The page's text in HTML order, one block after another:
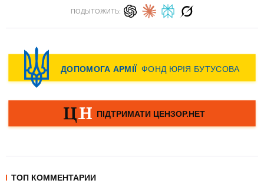
ПОДЫТОЖИТЬ:
ТОП КОММЕНТАРИИ